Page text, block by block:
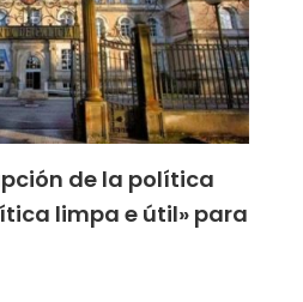
de la política
limpa e útil» para